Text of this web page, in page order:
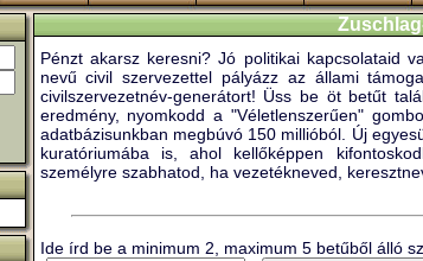
Pénzt akarsz keresni? Jó politikai kapcsolataid
nevű civil szervezettel pályázz az állami
civilszervezetnév-generátort! Üss be öt betűt
eredmény, nyomkodd a "Véletlenszerűen"
adatbázisunkban megbúvó 150 millióból. Új
kuratóriumába is, ahol kellőképpen
személyre szabhatod, ha vezetékneved,
Ide írd be a minimum 2, maximum 5 betűből álló